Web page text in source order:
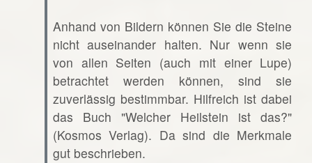
Anhand von Bildern können Sie die Steine
nicht auseinander halten. Nur wenn sie
von allen Seiten (auch mit einer Lupe)
betrachtet werden können, sind sie
zuverlässig bestimmbar. Hilfreich ist dabei
das Buch "Welcher Heilstein ist das?"
(Kosmos Verlag). Da sind die Merkmale
gut beschrieben.